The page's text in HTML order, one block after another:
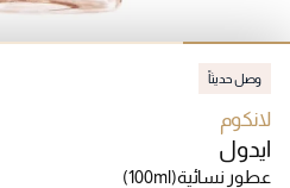
وصل حديثاً
لانكوم
ايدول
عطور نسائية(100ml)